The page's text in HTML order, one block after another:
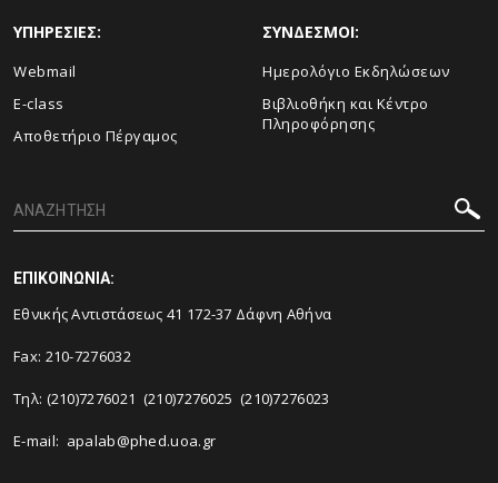
ΥΠΗΡΕΣΙΕΣ:
Webmail
E-class
Αποθετήριο Πέργαμος
ΣΥΝΔΕΣΜΟΙ:
Ημερολόγιο Εκδηλώσεων
Βιβλιοθήκη και Κέντρο
Πληροφόρησης
ΕΠΙΚΟΙΝΩΝΙΑ:
Εθνικής Αντιστάσεως 41 172-37 Δάφνη Αθήνα
Fax: 210-7276032
Τηλ: (210)7276021 (210)7276025 (210)7276023
E-mail: apalab@phed.uoa.gr